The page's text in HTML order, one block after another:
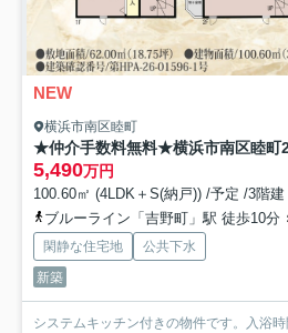
NEW
横浜市南区睦町
5,490万円
100.60㎡ (4LDK＋S(納戸)) /予定 /3階建
ブルーライン「吉野町」駅 徒歩10分
閑静な住宅地
公共下水
新築
システムキッチン付きの物件です。入浴